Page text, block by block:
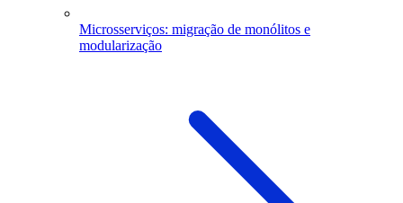
Microsserviços: migração de monólitos e
modularização